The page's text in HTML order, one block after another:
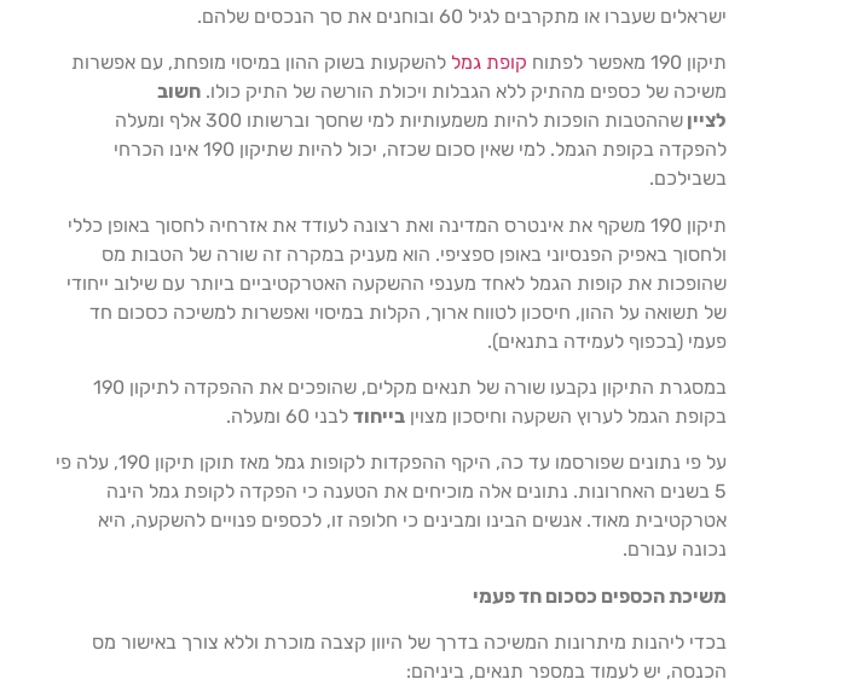
ישראלים שעברו או מתקרבים לגיל 60 ובוחנים את סך הנכסים שלהם.
תיקון 190 מאפשר לפתוח קופת גמל להשקעות בשוק ההון במיסוי מופחת, עם אפשרות
משיכה של כספים מהתיק ללא הגבלות ויכולת הורשה של התיק כולו. חשוב
לציין
שההטבות הופכות להיות משמעותיות למי שחסך וברשותו 300 אלף ומעלה
להפקדה בקופת הגמל. למי שאין סכום שכזה, יכול להיות שתיקון 190 אינו הכרחי
בשבילכם.
תיקון 190 משקף את אינטרס המדינה ואת רצונה לעודד את אזרחיה לחסוך באופן כללי
ולחסוך באפיק הפנסיוני באופן ספציפי. הוא מעניק במקרה זה שורה של הטבות מס
שהופכות את קופות הגמל לאחד מענפי ההשקעה האטרקטיביים ביותר עם שילוב ייחודי
של תשואה על ההון, חיסכון לטווח ארוך, הקלות במיסוי ואפשרות למשיכה כסכום חד
פעמי (בכפוף לעמידה בתנאים).
במסגרת התיקון נקבעו שורה של תנאים מקלים, שהופכים את ההפקדה לתיקון 190
בקופת הגמל לערוץ השקעה וחיסכון מצוין בייחוד לבני 60 ומעלה.
על פי נתונים שפורסמו עד כה, היקף ההפקדות לקופות גמל מאז תוקן תיקון 190, עלה פי
5 בשנים האחרונות. נתונים אלה מוכיחים את הטענה כי הפקדה לקופת גמל הינה
אטרקטיבית מאוד. אנשים הבינו ומבינים כי חלופה זו, לכספים פנויים להשקעה, היא
נכונה עבורם.
משיכת הכספים כסכום חד פעמי
בכדי ליהנות מיתרונות המשיכה בדרך של היוון קצבה מוכרת וללא צורך באישור מס
הכנסה, יש לעמוד במספר תנאים, ביניהם: